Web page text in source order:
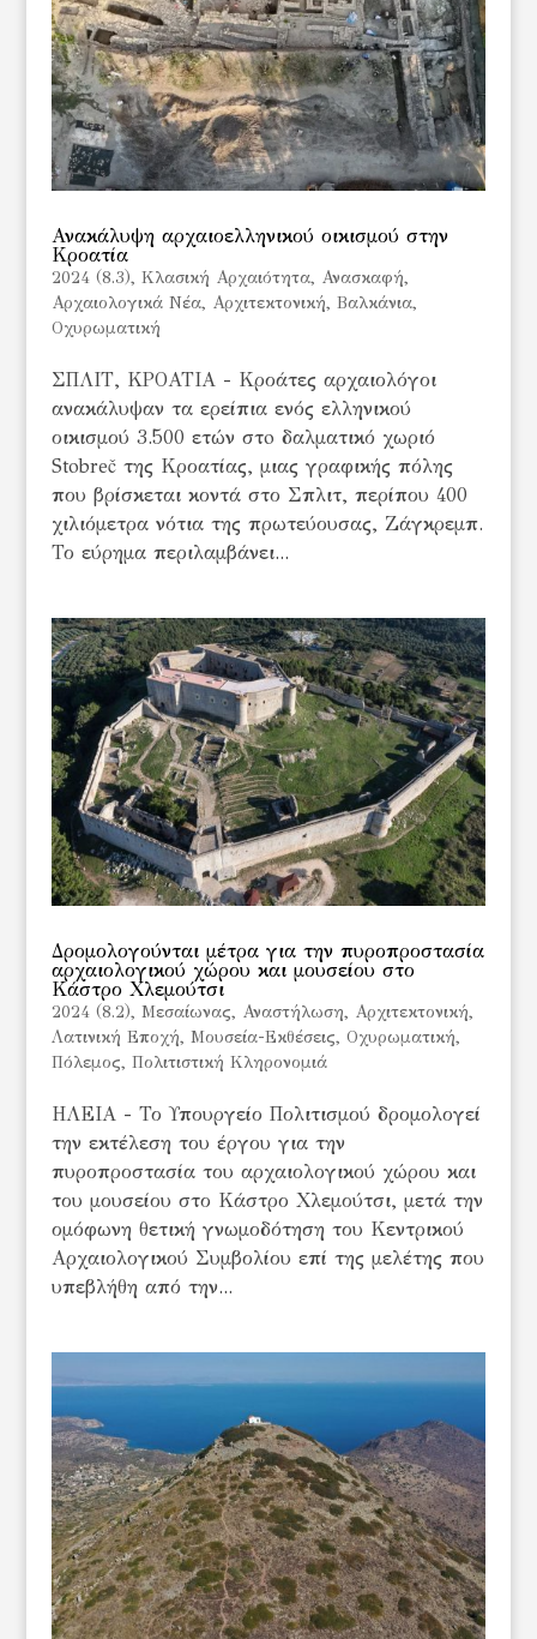
Ανακάλυψη αρχαιοελληνικού οικισμού στην
Κροατία
2024 (8.3), Kλασική Αρχαιότητα, Ανασκαφή,
Αρχαιολογικά Νέα, Αρχιτεκτονική, Βαλκάνια,
Οχυρωματική
ΣΠΛΙΤ, ΚΡΟΑΤΙΑ - Κροάτες αρχαιολόγοι
ανακάλυψαν τα ερείπια ενός ελληνικού
οικισμού 3.500 ετών στo δαλματικό χωριό
Stobreč της Κροατίας, μιας γραφικής πόλης
που βρίσκεται κοντά στο Σπλιτ, περίπου 400
χιλιόμετρα νότια της πρωτεύουσας, Ζάγκρεμπ.
Το εύρημα περιλαμβάνει...
Δρομολογούνται μέτρα για την πυροπροστασία
αρχαιολογικού χώρου και μουσείου στο
Κάστρο Χλεμούτσι
2024 (8.2), Mεσαίωνας, Αναστήλωση, Αρχιτεκτονική,
Λατινική Εποχή, Μουσεία-Εκθέσεις, Οχυρωματική,
Πόλεμος, Πολιτιστική Κληρονομιά
ΗΛΕΙΑ - Το Υπουργείο Πολιτισμού δρομολογεί
την εκτέλεση του έργου για την
πυροπροστασία του αρχαιολογικού χώρου και
του μουσείου στο Κάστρο Χλεμούτσι, μετά την
ομόφωνη θετική γνωμοδότηση του Κεντρικού
Αρχαιολογικού Συμβολίου επί της μελέτης που
υπεβλήθη από την...